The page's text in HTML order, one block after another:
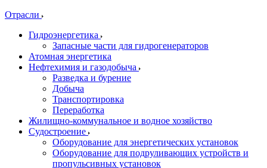
Отрасли
Гидроэнергетика
Запасные части для гидрогенераторов
Атомная энергетика
Нефтехимия и газодобыча
Разведка и бурение
Добыча
Транспортировка
Переработка
Жилищно-коммунальное и водное хозяйство
Судостроение
Оборудование для энергетических установок
Оборудование для подруливающих устройств и
пропульсивных установок